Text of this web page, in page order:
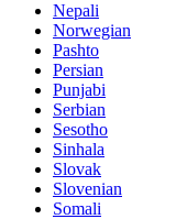
Nepali
Norwegian
Pashto
Persian
Punjabi
Serbian
Sesotho
Sinhala
Slovak
Slovenian
Somali